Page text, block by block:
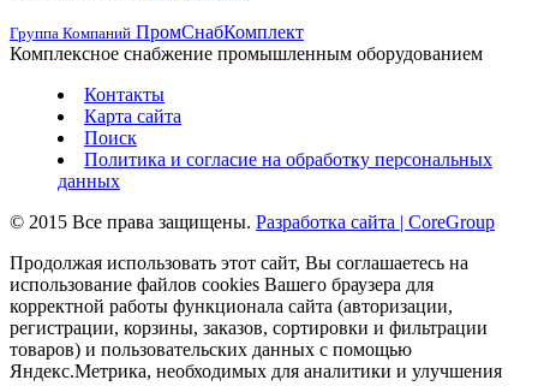
Группа Компаний ПромСнабКомплект
Комплексное снабжение промышленным оборудованием
Контакты
Карта сайта
Поиск
Политика и согласие на обработку персональных
данных
© 2015 Все права защищены. Разработка сайта | CoreGroup
Продолжая использовать этот сайт, Вы соглашаетесь на
использование файлов cookies Вашего браузера для
корректной работы функционала сайта (авторизации,
регистрации, корзины, заказов, сортировки и фильтрации
товаров) и пользовательских данных с помощью
Яндекс.Метрика, необходимых для аналитики и улучшения